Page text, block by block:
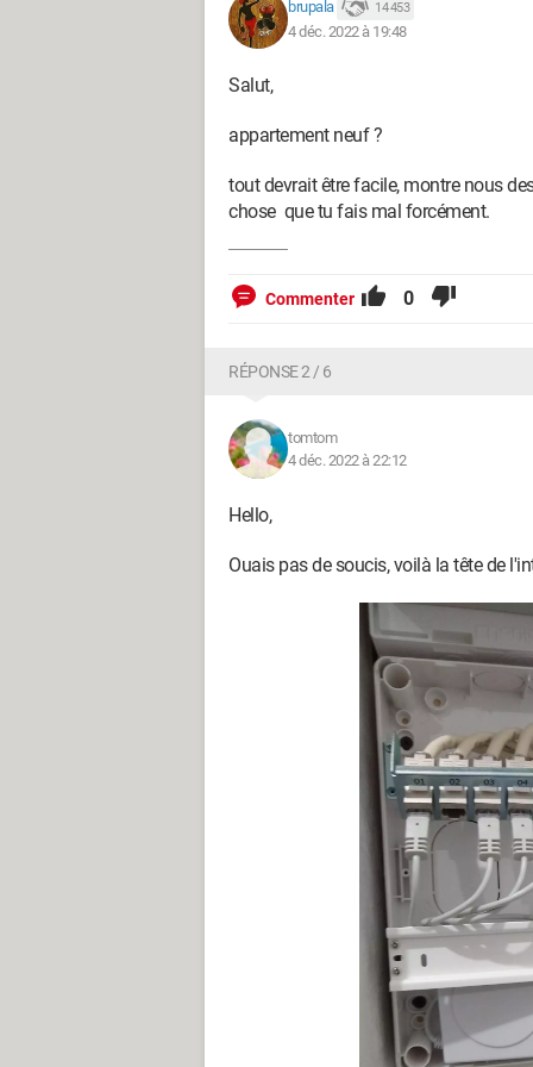
brupala 14 453
4 déc. 2022 à 19:48
Salut,
appartement neuf ?
tout devrait être facile, montre nous
chose que tu fais mal forcément.
Commenter 0
RÉPONSE 2 / 6
tomtom
4 déc. 2022 à 22:12
Hello,
Ouais pas de soucis, voilà la tête de